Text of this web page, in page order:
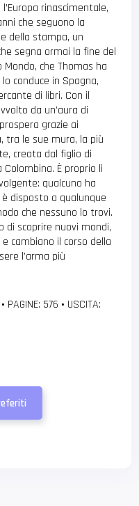
rinascimentale,
che seguono la
della stampa, un
segna ormai la fine del
che Thomas ha
conduce in Spagna,
di libri. Con il
da un’aura di
grazie ai
tra le sue mura, la più
creata dal figlio di
È proprio lì
qualcuno ha
disposto a qualunque
che nessuno lo trovi.
di scoprire nuovi mondi,
cambiano il corso della
l’arma più
• PAGINE: 576 • USCITA: